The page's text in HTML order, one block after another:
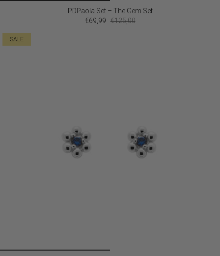
PDPaola Set – The Gem Set
€69,99 €125,00
SALE